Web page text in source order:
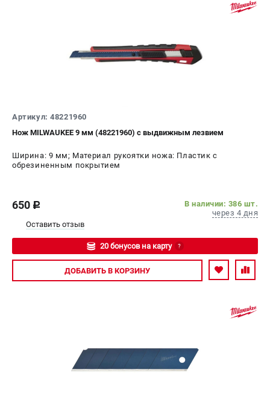
Артикул: 48221960
Нож MILWAUKEE 9 мм (48221960) с выдвижным лезвием
Ширина: 9 мм; Материал рукоятки ножа: Пластик с
обрезиненным покрытием
650 c
В наличии: 386 шт.
через 4 дня
Оставить отзыв
20 бонусов на карту ?
Авторизуйтесь
ДОБАВИТЬ В КОРЗИНУ